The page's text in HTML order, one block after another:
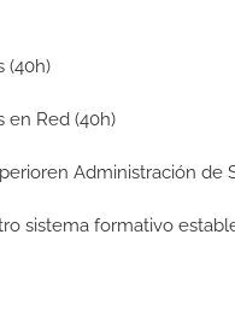
(40h)
en Red (40h)
Administración de
sistema formativo